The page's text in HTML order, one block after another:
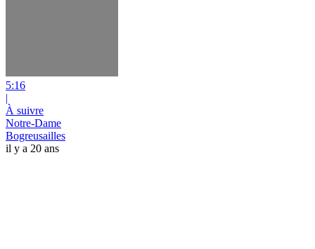
5:16
|
À suivre
Notre-Dame
Bogreusailles
il y a 20 ans